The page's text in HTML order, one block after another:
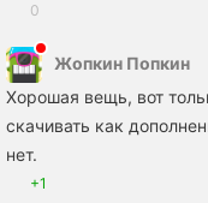
0
Жопкин Попкин
Хорошая вещь, вот
скачивать как
нет.
+1